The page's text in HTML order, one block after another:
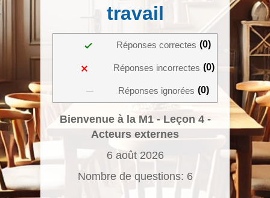
travail
Réponses correctes 0
Réponses incorrectes 0
Réponses ignorées 0
Bienvenue à la M1 - Leçon 4 -
Acteurs externes
6 août 2026
Nombre de questions: 6